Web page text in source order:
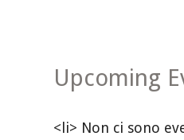
Upcoming
<li> Non ci sono